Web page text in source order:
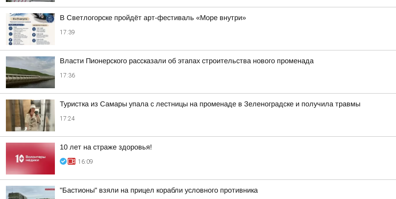
В Светлогорске пройдёт арт-фестиваль «Море внутри»
17:39
Власти Пионерского рассказали об этапах строительства нового променада
17:36
Туристка из Самары упала с лестницы на променаде в Зеленоградске и получила травмы
17:24
10 лет на страже здоровья!
16:09
"Бастионы" взяли на прицел корабли условного противника